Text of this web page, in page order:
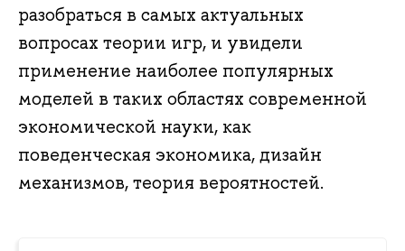
разобраться в самых актуальных
вопросах теории игр, и увидели
применение наиболее популярных
моделей в таких областях современной
экономической науки, как
поведенческая экономика, дизайн
механизмов, теория вероятностей.